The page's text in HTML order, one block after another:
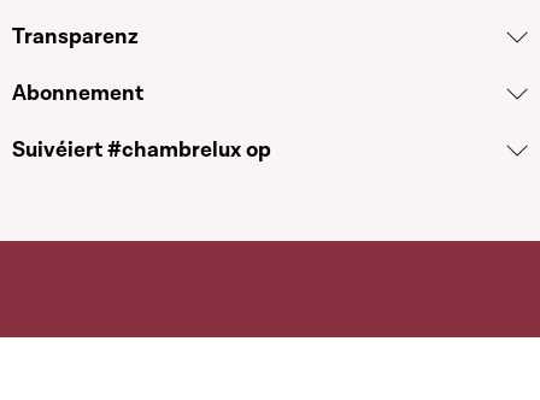
Transparenz
Abonnement
Suivéiert #chambrelux op